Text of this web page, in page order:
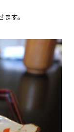
す。